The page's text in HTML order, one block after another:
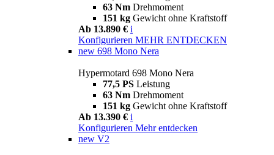
63 Nm Drehmoment
151 kg Gewicht ohne Kraftstoff
Ab 13.890 € i
Konfigurieren MEHR ENTDECKEN
new 698 Mono Nera
Hypermotard 698 Mono Nera
77,5 PS Leistung
63 Nm Drehmoment
151 kg Gewicht ohne Kraftstoff
Ab 13.390 € i
Konfigurieren Mehr entdecken
new V2